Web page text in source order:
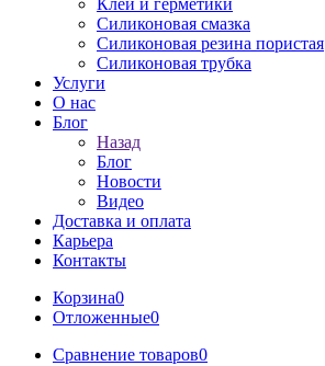
Силиконовая смазка
Силиконовая резина пористая
Силиконовая трубка
Услуги
О нас
Блог
Назад
Блог
Новости
Видео
Доставка и оплата
Карьера
Контакты
Корзина0
Отложенные0
Сравнение товаров0